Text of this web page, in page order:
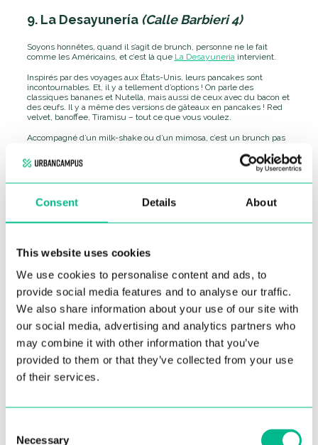
Consent Details About
This website uses cookies
We use cookies to personalise content and ads, to
provide social media features and to analyse our traffic.
We also share information about your use of our site with
our social media, advertising and analytics partners who
may combine it with other information that you’ve
provided to them or that they’ve collected from your use
of their services.
Necessary
9. La Desayunería (Calle Barbieri 4)
Soyons honnêtes, quand il s’agit de brunch, personne ne le fait
comme les Américains, et c’est là que La Desayuneria intervient.
Inspirés par des voyages aux États-Unis, leurs pancakes sont
incontournables. Et, il y a tellement d’options ! On parle des
classiques bananes et Nutella, mais aussi de ceux avec du bacon et
des œufs. Il y a même des versions de gâteaux en pancakes ! Red
velvet, banoffee, Tiramisu – tout ce que vous voulez.
Accompagné d’un milk-shake ou d’un mimosa, c’est un brunch pas
Bien entendu, le menu comprend des sandwiches, des omelettes
car notre Urban Campus Malasaña Madrid Coliving se trouve à
seulement 15 minutes.